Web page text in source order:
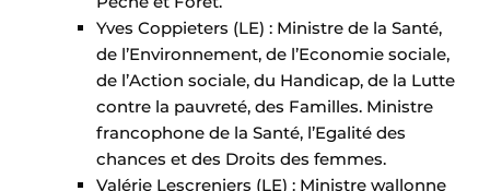
Yves Coppieters (LE) : Ministre de la Santé,
de l’Environnement, de l’Economie sociale,
de l’Action sociale, du Handicap, de la Lutte
contre la pauvreté, des Familles. Ministre
francophone de la Santé, l’Egalité des
chances et des Droits des femmes.
Valérie Lescreniers (LE) : Ministre wallonne